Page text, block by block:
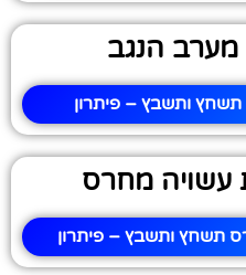
מערב הנגב
ותשבץ – פיתרון
עשויה מחרס
תשחץ ותשבץ – פיתרון